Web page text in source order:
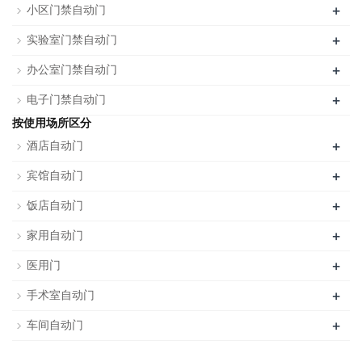
小区门禁自动门
+
实验室门禁自动门 +
办公室门禁自动门 +
电子门禁自动门 +
按使用场所区分
酒店自动门
+
宾馆自动门 +
饭店自动门 +
家用自动门 +
医用门 +
手术室自动门 +
车间自动门 +